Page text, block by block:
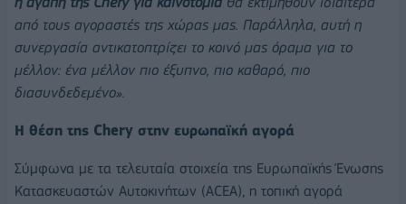
από τους αγοραστές της χώρας μας. Παράλληλα, αυτή η
συνεργασία αντικατοπτρίζει το κοινό μας όραμα για το
μέλλον: ένα μέλλον πιο έξυπνο, πιο καθαρό, πιο
διασυνδεδεμένο».
Η θέση της Chery στην ευρωπαϊκή αγορά
Σύμφωνα με τα τελευταία στοιχεία της Ευρωπαϊκής Ένωσης
Κατασκευαστών Αυτοκινήτων (ACEA), η τοπική αγορά